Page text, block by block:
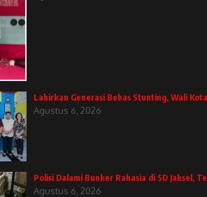
Lahirkan Generasi Bebas Stunting, Wali
Agustus 6, 2026
Polisi Dalami Bunker Rahasia di SD Jaksel,
Agustus 6, 2026